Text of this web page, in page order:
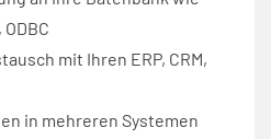
ODBC
mit Ihren ERP, CRM,
in mehreren Systemen